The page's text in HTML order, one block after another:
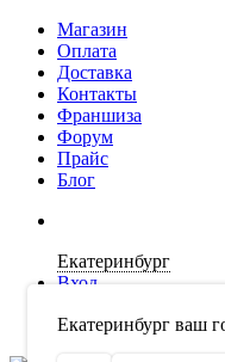
Магазин
Оплата
Доставка
Контакты
Франшиза
Форум
Прайс
Блог
Екатеринбург
Екатеринбург ваш
Вход
Регистрация